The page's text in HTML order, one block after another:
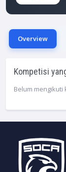
Overview
Kompetisi
Belum mengikuti